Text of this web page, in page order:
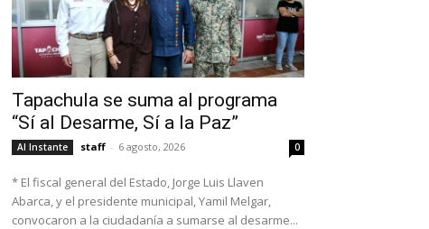
Tapachula se suma al programa
“Sí al Desarme, Sí a la Paz”
Al Instante staff - 6 agosto, 2026 0
* El fiscal general del Estado, Jorge Luis Llaven
Abarca, y el presidente municipal, Yamil Melgar,
convocaron a la ciudadanía a sumarse al desarme...